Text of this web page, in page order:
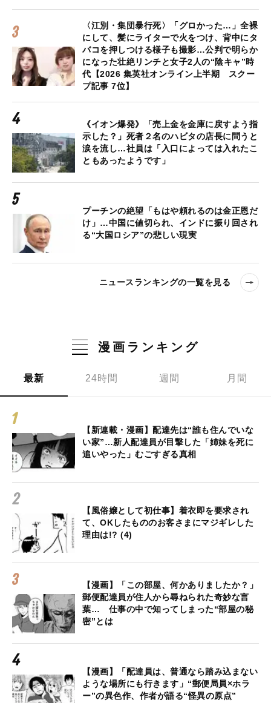
〈江別・集団暴行死〉「グロかった…」全裸
にして、髪にライターで火をつけ、背中にタ
バコを押しつける様子も撮影…公判で明らか
になった壮絶リンチと女子2人の“陰キャ”時
代【2026 集英社オンライン上半期 スクー
プ記事 7位】
《イオン爆発》「売上金を金庫に戻すよう指
示した？」死者２名のハビタの店長に問うと
涙を流し…社員は「入口によっては入れたこ
ともあったようです」
プーチンの絶望「もはや頼れるのは金正恩だ
け」…中国に値切られ、インドに振り回され
る“大国ロシア”の悲しい現実
ニュースランキングの一覧を見る
漫画ランキング
最新 24時間 週間 月間
【新連載・漫画】配達先は“誰も住んでいな
い家”…新人配達員が目撃した「姉妹を死に
追いやった」むごすぎる真相
【風俗嬢として初仕事】着衣即を要求され
て、OKしたもののお客さまにマジギレした
理由は!? (4)
【漫画】「この部屋、何かありましたか？」
郵便配達員が住人から尋ねられた奇妙な言
葉… 仕事の中で知ってしまった“部屋の秘
密”とは
【漫画】「配達員は、普通なら踏み込まない
ような場所にも行きます」“郵便局員×ホラ
ー”の異色作、作者が語る“怪異の原点”